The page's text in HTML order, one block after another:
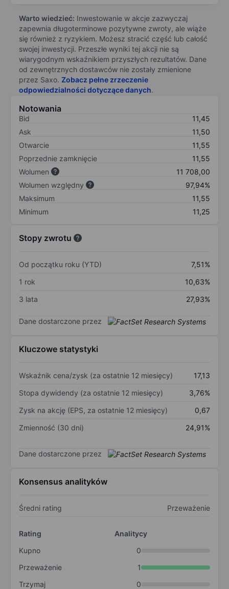
Warto wiedzieć: Inwestowanie w akcje zazwyczaj
zapewnia długoterminowe pozytywne zwroty, ale wiąże
się również z ryzykiem. Możesz stracić część lub całość
swojej inwestycji. Przeszłe wyniki tej akcji nie są
wiarygodnym wskaźnikiem przyszłych rezultatów. Dane
od zewnętrznych dostawców nie zostały zmienione
przez Saxo. Zobacz pełne zrzeczenie
odpowiedzialności dotyczące danych.
Notowania
Bid
11,45
Ask
11,50
Otwarcie
11,55
Poprzednie zamknięcie
11,55
Wolumen
11 708,00
Wolumen względny
97,94%
Maksimum
11,55
Minimum
11,25
Stopy zwrotu
Od początku roku (YTD)
7,51%
1 rok
10,63%
3 lata
27,93%
Dane dostarczone przez
Kluczowe statystyki
Wskaźnik cena/zysk (za ostatnie 12 miesięcy)
17,13
Stopa dywidendy (za ostatnie 12 miesięcy)
3,76%
Zysk na akcję (EPS, za ostatnie 12 miesięcy)
0,67
Zmienność (30 dni)
24,91%
Dane dostarczone przez
Konsensus analityków
Średni rating Przeważenie
Rating
Analitycy
Kupno
0
Przeważenie
1
Trzymaj
0